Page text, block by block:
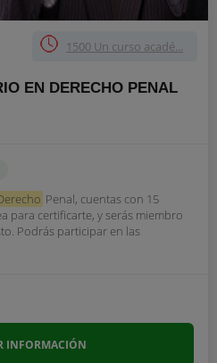
1500 Un curso acadé...
EN DERECHO PENAL
Penal, cuentas con 15
para certificarte, y serás miembro
Podrás participar en las
INFORMACIÓN